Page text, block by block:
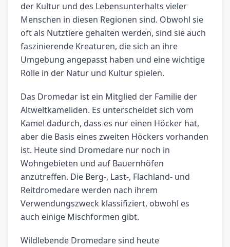
der Kultur und des Lebensunterhalts vieler
Menschen in diesen Regionen sind. Obwohl sie
oft als Nutztiere gehalten werden, sind sie auch
faszinierende Kreaturen, die sich an ihre
Umgebung angepasst haben und eine wichtige
Rolle in der Natur und Kultur spielen.
Das Dromedar ist ein Mitglied der Familie der
Altweltkameliden. Es unterscheidet sich vom
Kamel dadurch, dass es nur einen Höcker hat,
aber die Basis eines zweiten Höckers vorhanden
ist. Heute sind Dromedare nur noch in
Wohngebieten und auf Bauernhöfen
anzutreffen. Die Berg-, Last-, Flachland- und
Reitdromedare werden nach ihrem
Verwendungszweck klassifiziert, obwohl es
auch einige Mischformen gibt.
Wildlebende Dromedare sind heute